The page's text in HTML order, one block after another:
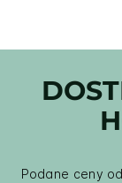
Podane ceny